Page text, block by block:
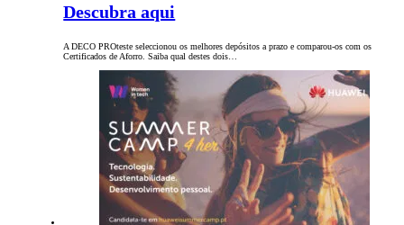
Descubra aqui
A DECO PROteste seleccionou os melhores depósitos a prazo e comparou-os com os
Certificados de Aforro. Saiba qual destes dois…